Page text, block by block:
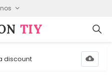
TIY
discount